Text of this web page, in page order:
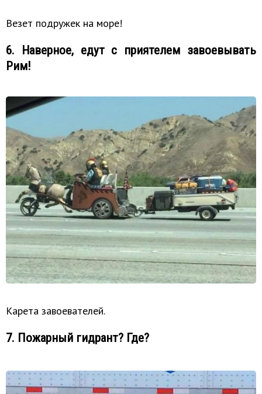
Везет подружек на море!
6. Наверное, едут с приятелем завоевывать
Рим!
Карета завоевателей.
7. Пожарный гидрант? Где?